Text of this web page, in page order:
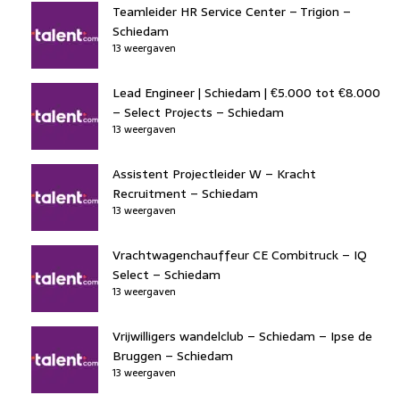
Teamleider HR Service Center – Trigion –
Schiedam
13 weergaven
Lead Engineer | Schiedam | €5.000 tot €8.000
– Select Projects – Schiedam
13 weergaven
Assistent Projectleider W – Kracht
Recruitment – Schiedam
13 weergaven
Vrachtwagenchauffeur CE Combitruck – IQ
Select – Schiedam
13 weergaven
Vrijwilligers wandelclub – Schiedam – Ipse de
Bruggen – Schiedam
13 weergaven